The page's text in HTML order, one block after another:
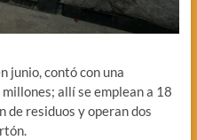
junio, contó con una
allí se emplean a 18
de residuos y operan dos